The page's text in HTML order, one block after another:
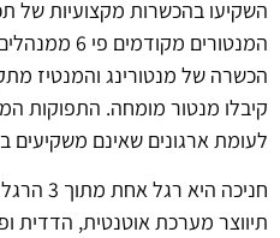
השקיעו בהכשרות מקצועיות של
המנטורים
לעומת ארגונים שאינם משקיעים
חניכה
תיווצר מערכת אוטנטית, הדדית